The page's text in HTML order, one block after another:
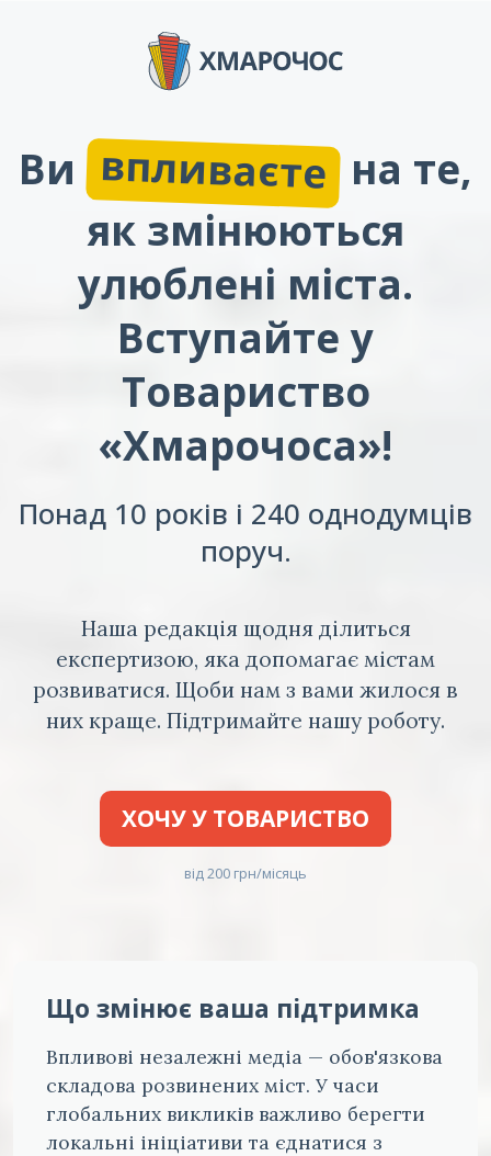
Ви впливаєте на те,
як змінюються
улюблені міста.
Вступайте у
Товариство
«Хмарочоса»!
Понад 10 років і 240 однодумців
поруч.
Наша редакція щодня ділиться
експертизою, яка допомагає містам
розвиватися. Щоби нам з вами жилося в
них краще. Підтримайте нашу роботу.
ХОЧУ У ТОВАРИСТВО
від 200 грн/місяць
Що змінює ваша підтримка
Впливові незалежні медіа — обов'язкова
складова розвинених міст. У часи
глобальних викликів важливо берегти
локальні ініціативи та єднатися з